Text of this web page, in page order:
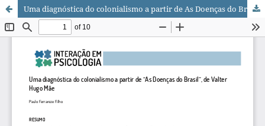
Uma diagnóstica do colonialismo a partir de As Doenças do Brasil, de Valter Hugo Mãe